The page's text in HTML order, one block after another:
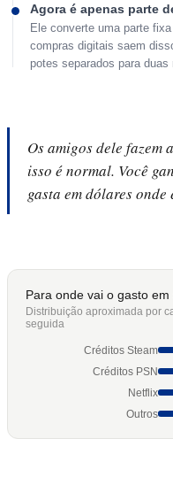
Agora é apenas parte
Ele converte uma parte
compras digitais saem
potes separados para duas
Os amigos dele fazem
isso é normal. Você
gasta em dólares
Para onde vai o gasto
Distribuição aproximada por
seguida
Créditos Steam
Créditos PSN
Netflix
Outros